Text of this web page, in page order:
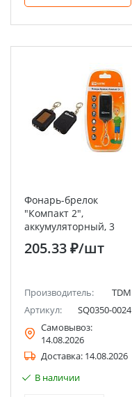
Фонарь-брелок
"Компакт 2",
аккумуляторный, 3
светодиода 7 лм/Вт
TDM
205.33 ₽/шт
Производитель:
TDM
Артикул:
SQ0350-0024
Самовывоз:
14.08.2026
Доставка: 14.08.2026
В наличии